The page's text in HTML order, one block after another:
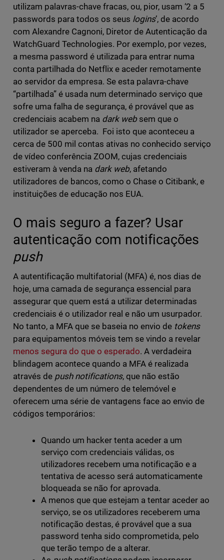
utilizam palavras-chave fracas, ou, pior, usam ‘2 a 5
passwords para todos os seus logins’, de acordo
com Alexandre Cagnoni, Diretor de Autenticação da
WatchGuard Technologies. Por exemplo, por vezes,
a mesma password é utilizada para entrar numa
conta partilhada do Netflix e aceder remotamente
ao servidor da empresa. Se esta palavra-chave
“partilhada” é usada num determinado serviço que
sofre uma falha de segurança, é provável que as
credenciais acabem na dark websem que o
utilizador se aperceba. Foi isto que aconteceu a
cerca de 500 mil contas ativas no conhecido serviço
de vídeo conferência ZOOM, cujas credenciais
estiveram à venda na dark web, afetando
utilizadores de bancos, como o Chase o Citibank, e
instituições de educação nos EUA.
O mais seguro a fazer? Usar
autenticação com notificações
push
A autentificação multifatorial (MFA) é, nos dias de
hoje, uma camada de segurança essencial para
assegurar que quem está a utilizar determinadas
credenciais é o utilizador real e não um usurpador.
No tanto, a MFA que se baseia no envio de tokens
para equipamentos móveis tem se vindo a revelar
menos segura do que o esperado. A verdadeira
blindagem acontece quando a MFA é realizada
através de push notifications, que não estão
dependentes de um número de telemóvel e
oferecem uma série de vantagens face ao envio de
códigos temporários:
Quando um hacker tenta aceder a um
serviço com credenciais válidas, os
utilizadores recebem uma notificação e a
tentativa de acesso será automaticamente
bloqueada se não for aprovada.
A menos que que estejam a tentar aceder ao
serviço, se os utilizadores receberem uma
notificação destas, é provável que a sua
password tenha sido comprometida, pelo
que terão tempo de a alterar.